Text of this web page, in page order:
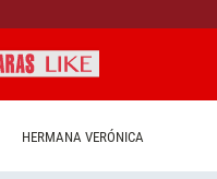
HERMANA VERÓNICA